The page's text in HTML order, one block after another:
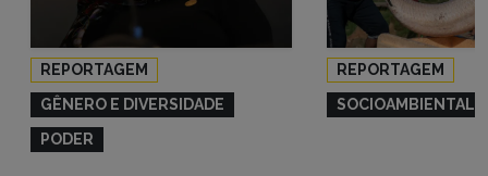
REPORTAGEM
GÊNERO E DIVERSIDADE
PODER
REPORTAGEM
SOCIOAMBIENTAL